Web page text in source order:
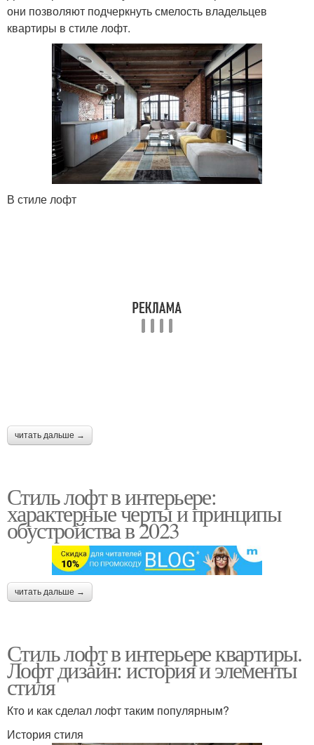
они позволяют подчеркнуть смелость владельцев
квартиры в стиле лофт.
В стиле лофт
читать дальше →
Стиль лофт в интерьере:
характерные черты и принципы
обустройства в 2023
читать дальше →
Стиль лофт в интерьере квартиры.
Лофт дизайн: история и элементы
стиля
Кто и как сделал лофт таким популярным?
История стиля